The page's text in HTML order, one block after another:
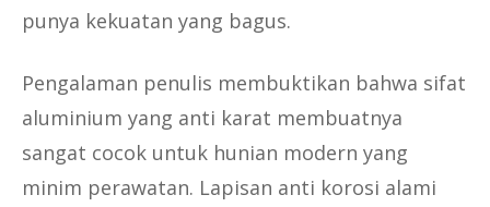
punya kekuatan yang bagus.
Pengalaman penulis membuktikan bahwa sifat
aluminium yang anti karat membuatnya
sangat cocok untuk hunian modern yang
minim perawatan. Lapisan anti korosi alami